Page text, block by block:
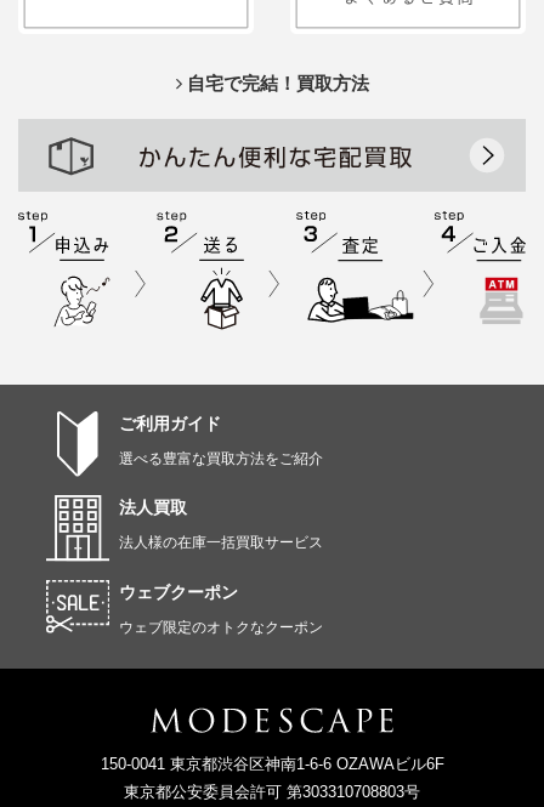
自宅で完結！買取方法
ご利用ガイド
選べる豊富な買取方法をご紹介
法人買取
法人様の在庫一括買取サービス
ウェブクーポン
ウェブ限定のオトクなクーポン
150-0041 東京都渋谷区神南1-6-6 OZAWAビル6F
東京都公安委員会許可 第303310708803号